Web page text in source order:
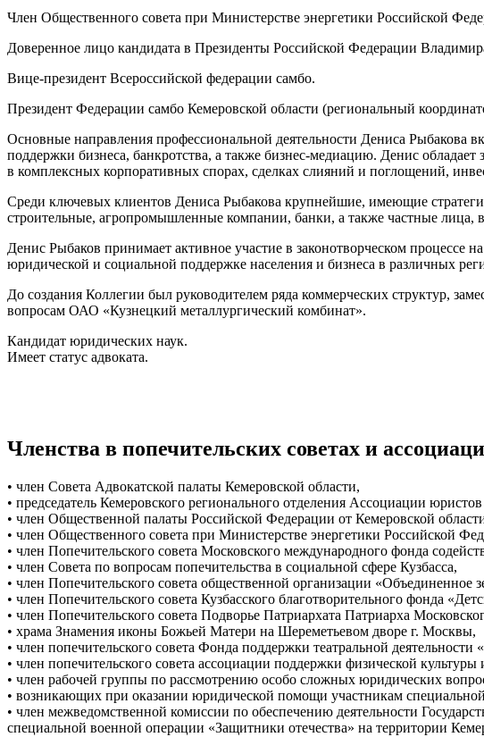
Член Общественного совета при Министерстве энергетики Российской
Доверенное лицо кандидата в Президенты Российской Федерации
Вице-президент Всероссийской федерации самбо.
Президент Федерации самбо Кемеровской области (региональный
Основные направления профессиональной деятельности Дениса Рыбакова
поддержки бизнеса, банкротства, а также бизнес-медиацию. Денис
в комплексных корпоративных спорах, сделках слияний и поглощений,
Среди ключевых клиентов Дениса Рыбакова крупнейшие, имеющие
строительные, агропромышленные компании, банки, а также частные лица,
Денис Рыбаков принимает активное участие в законотворческом процессе
юридической и социальной поддержке населения и бизнеса в различных
До создания Коллегии был руководителем ряда коммерческих структур,
вопросам ОАО «Кузнецкий металлургический комбинат».
Кандидат юридических наук.
Имеет статус адвоката.
Членства в попечительских советах и
• член Совета Адвокатской палаты Кемеровской области,
• председатель Кемеровского регионального отделения Ассоциации
• член Общественной палаты Российской Федерации от Кемеровской
• член Общественного совета при Министерстве энергетики Российской
• член Попечительского совета Московского международного фонда
• член Совета по вопросам попечительства в социальной сфере Кузбасса,
• член Попечительского совета общественной организации «Объединенное
• член Попечительского совета Кузбасского благотворительного фонда
• член Попечительского совета Подворье Патриархата Патриарха
• храма Знамения иконы Божьей Матери на Шереметьевом дворе г. Москвы,
• член попечительского совета Фонда поддержки театральной деятельности
• член попечительского совета ассоциации поддержки физической
• член рабочей группы по рассмотрению особо сложных юридических
• возникающих при оказании юридической помощи участникам
• член межведомственной комиссии по обеспечению деятельности
специальной военной операции «Защитники отечества» на территории